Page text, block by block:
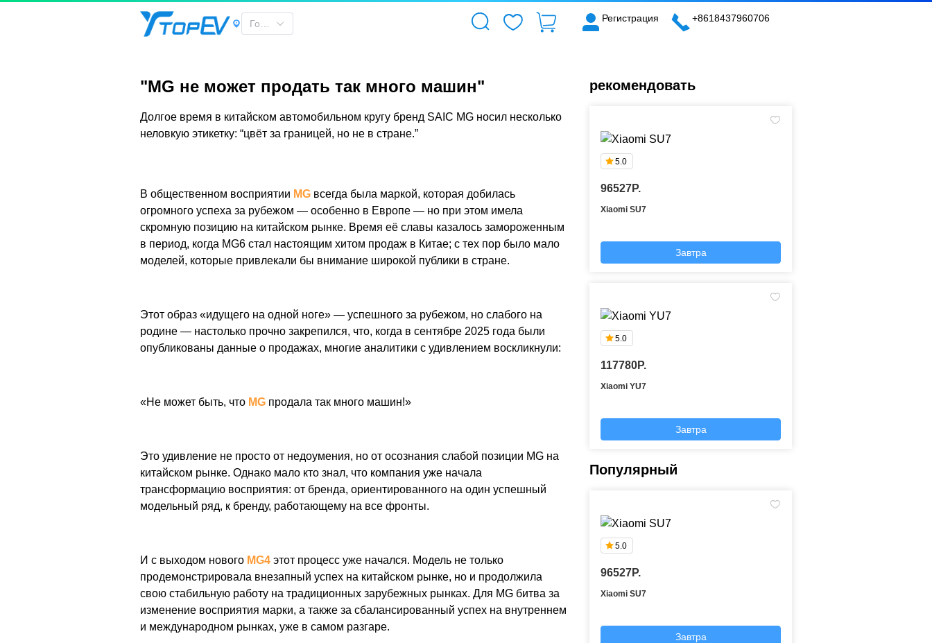
Город
Регистрация +8618437960706
"MG не может продать так много машин"
Долгое время в китайском автомобильном кругу бренд SAIC MG носил несколько
неловкую этикетку: “цвёт за границей, но не в стране.”
В общественном восприятии MG всегда была маркой, которая добилась
огромного успеха за рубежом — особенно в Европе — но при этом имела
скромную позицию на китайском рынке. Время её славы казалось замороженным
в период, когда MG6 стал настоящим хитом продаж в Китае; с тех пор было мало
моделей, которые привлекали бы внимание широкой публики в стране.
Этот образ «идущего на одной ноге» — успешного за рубежом, но слабого на
родине — настолько прочно закрепился, что, когда в сентябре 2025 года были
опубликованы данные о продажах, многие аналитики с удивлением воскликнули:
«Не может быть, что MG продала так много машин!»
Это удивление не просто от недоумения, но от осознания слабой позиции MG на
китайском рынке. Однако мало кто знал, что компания уже начала
трансформацию восприятия: от бренда, ориентированного на один успешный
модельный ряд, к бренду, работающему на все фронты.
И с выходом новогоMG4этот процесс уже начался. Модель не только
продемонстрировала внезапный успех на китайском рынке, но и продолжила
свою стабильную работу на традиционных зарубежных рынках. Для MG битва за
изменение восприятия марки, а также за сбалансированный успех на внутреннем
и международном рынках, уже в самом разгаре.
рекомендовать
5.0
96527P.
Xiaomi SU7
Завтра
5.0
117780P.
Xiaomi YU7
Завтра
Популярный
5.0
96527P.
Xiaomi SU7
Завтра